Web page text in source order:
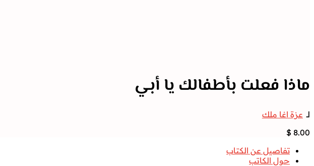
ماذا فعلت بأطفالك يا أبي
لــ عزة اغا ملك
$ 8.00
تفاصيل عن الكتاب
حول الكاتب